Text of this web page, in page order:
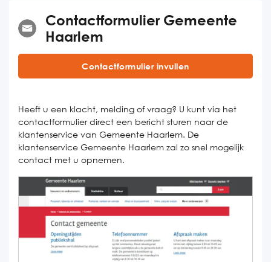
Contactformulier Gemeente
Haarlem
Contactformulier invullen
Heeft u een klacht, melding of vraag? U kunt via het
contactformulier direct een bericht sturen naar de
klantenservice van Gemeente Haarlem. De
klantenservice Gemeente Haarlem zal zo snel mogelijk
contact met u opnemen.